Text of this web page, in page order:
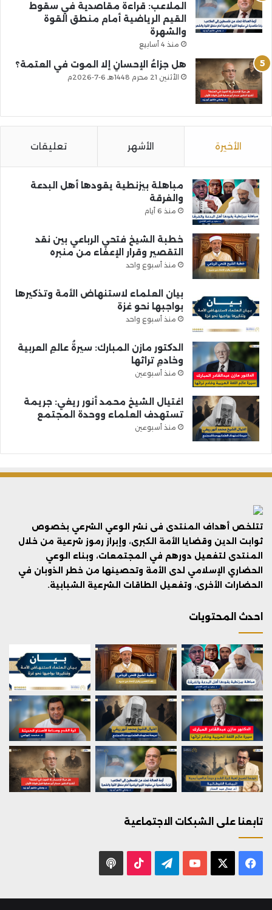
الملاعب: قراءة مقاصدية في سقوط
القيم الرياضية أمام منطق القوة
والشهرة
منذ 4 أسابيع
هل جزاءُ الإحسانِ إلا الموت في العتمة؟
الأثنين 21 محرم 1448هـ 6-7-2026م
الأخيرة الأشهر تعليقات
مباهلة بيزنطية يقودها أهل البدعة
والفرقة
منذ 6 أيام
خطبة الشيخ فتحي الرباعي بين نقد
التقصير وقرار الإعفاء من منبره
منذ أسبوع واحد
بيان العلماء لاستنهاض الأمة وتذكيرها
بواجبها نحو غزة
منذ أسبوع واحد
الدكتور مازن المبارك: سيرةُ عالمِ العربية
وخادمِ تراثها
منذ أسبوعين
اغتيال الشيخ محمد أنور ريغي: جريمة
تستهدف العلماء ووحدة المجتمع
منذ أسبوعين
تتلخص أهداف المنتدى فى نشر الوعي الشرعي بخصوص
ثوابت الدين وقضايا الأمة الكبرى، وإبراز رموز شرعية من خلال
المنتدى لتفعيل دورهم في المجتمعات، وبناء الوعي
الحضاري الإسلامي لدى الأمة وتحصينها من خطر الذوبان في
الحضارات الأخرى، وتفعيل الطاقات الشرعية الشبابية.
احدث المحتويات
تابعنا على الشبكات الاجتماعية
فيسبوك يوتيوب تيلقرام ‫TikTok